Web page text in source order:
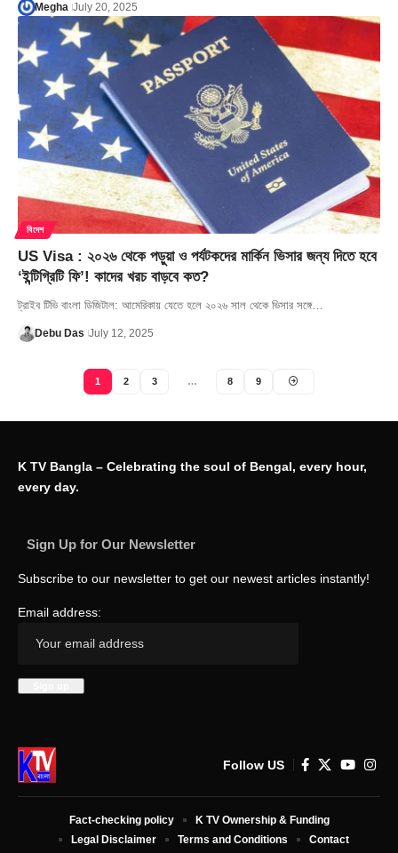
Megha July 20, 2025
বিদেশ
US Visa : ২০২৬ থেকে পড়ুয়া ও পর্যটকদের মার্কিন ভিসার জন্য দিতে হবে
‘ইন্টিগ্রিটি ফি’! কাদের খরচ বাড়বে কত?
ট্রাইব টিভি বাংলা ডিজিটাল: আমেরিকায় যেতে হলে ২০২৬ সাল থেকে ভিসার সঙ্গে…
Debu Das July 12, 2025
1 2 3 … 8 9
K TV Bangla – Celebrating the soul of Bengal, every hour,
every day.
Sign Up for Our Newsletter
Subscribe to our newsletter to get our newest articles instantly!
Email address:
Follow US
Fact-checking policy
K TV Ownership & Funding
Legal Disclaimer
Terms and Conditions Contact